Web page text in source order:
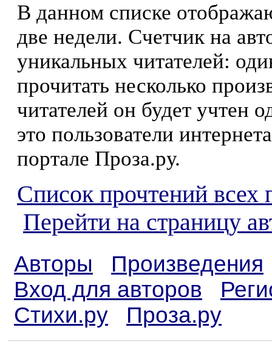
В данном списке
две недели. Счетчик на
уникальных читателей:
прочитать несколько
читателей он будет учтен
это пользователи
портале Проза.ру.
Список прочтений всех
Перейти на страницу
Авторы
Произведения
Вход для авторов
Стихи.ру
Проза.ру